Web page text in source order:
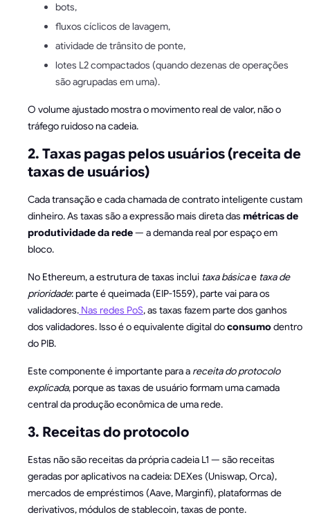
bots,
fluxos cíclicos de lavagem,
atividade de trânsito de ponte,
lotes L2 compactados (quando dezenas de operações
são agrupadas em uma).
O volume ajustado mostra o movimento real de valor, não o
tráfego ruidoso na cadeia.
2. Taxas pagas pelos usuários (receita de
taxas de usuários)
Cada transação e cada chamada de contrato inteligente custam
dinheiro. As taxas são a expressão mais direta das métricas de
produtividade da rede— a demanda real por espaço em
bloco.
No Ethereum, a estrutura de taxas inclui taxa básicae taxa de
prioridade: parte é queimada (EIP-1559), parte vai para os
validadores. Nas redes PoS, as taxas fazem parte dos ganhos
dos validadores. Isso é o equivalente digital doconsumodentro
do PIB.
Este componente é importante para a receita do protocolo
explicada, porque as taxas de usuário formam uma camada
central da produção econômica de uma rede.
3. Receitas do protocolo
Estas não são receitas da própria cadeia L1 — são receitas
geradas por aplicativos na cadeia: DEXes (Uniswap, Orca),
mercados de empréstimos (Aave, Marginfi), plataformas de
derivativos, módulos de stablecoin, taxas de ponte.